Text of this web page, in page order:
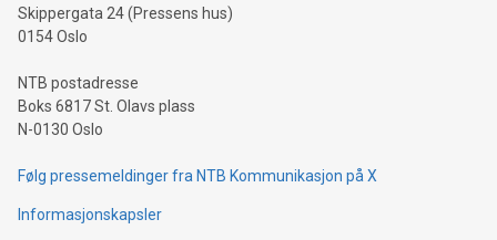
Skippergata 24 (Pressens hus)
0154 Oslo
NTB postadresse
Boks 6817 St. Olavs plass
N-0130 Oslo
Følg pressemeldinger fra NTB Kommunikasjon på X
Informasjonskapsler